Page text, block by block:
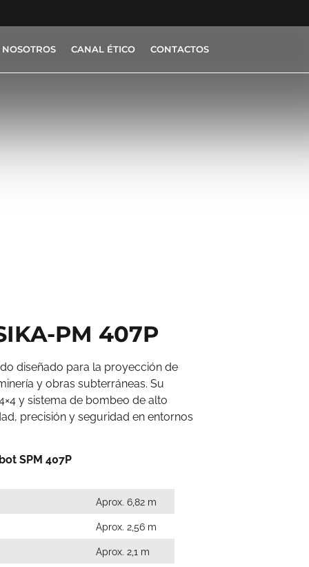
CANAL ÉTICO CONTACTOS
PM 407P
diseñado para la proyección de
y obras subterráneas. Su
y sistema de bombeo de alto
precisión y seguridad en entornos
SPM 407P
Aprox. 6,82 m
Aprox. 2,56 m
Aprox. 2,1 m